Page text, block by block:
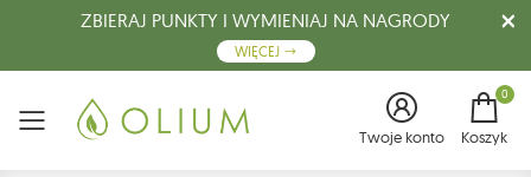
ZBIERAJ PUNKTY I WYMIENIAJ NA NAGRODY
WIĘCEJ
Menu Twoje konto
0
Koszyk